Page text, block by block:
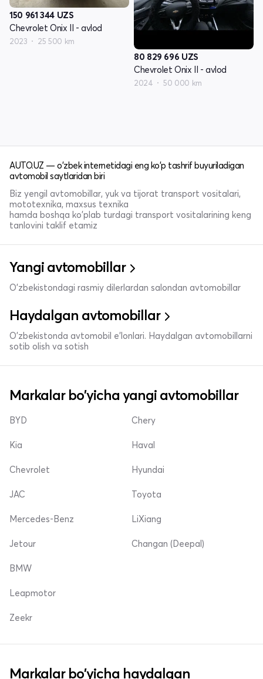
150 961 344 UZS
Chevrolet Onix II - avlod
2023 25 500 km
80 829 696 UZS
Chevrolet Onix II - avlod
2024 50 000 km
AUTO.UZ — o'zbek internetidagi eng ko'p tashrif buyuriladigan
avtomobil saytlaridan biri
Biz yengil avtomobillar, yuk va tijorat transport vositalari,
mototexnika, maxsus texnika
hamda boshqa ko'plab turdagi transport vositalarining keng
tanlovini taklif etamiz
Yangi avtomobillar
O'zbekistondagi rasmiy dilerlardan salondan avtomobillar
Haydalgan avtomobillar
O'zbekistonda avtomobil e’lonlari. Haydalgan avtomobillarni
sotib olish va sotish
Markalar bo'yicha yangi avtomobillar
BYD
Kia
Chevrolet
Chery
Haval
Hyundai
JAC
Mercedes-Benz
Jetour
Toyota
LiXiang
Changan (Deepal)
BMW
Leapmotor
Zeekr
Markalar bo'yicha haydalgan